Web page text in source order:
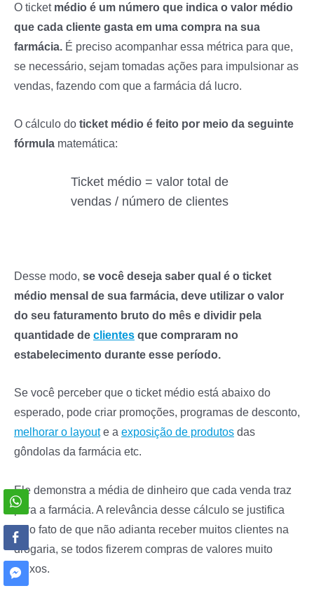
O ticket médio é um número que indica o valor médio
que cada cliente gasta em uma compra na sua
farmácia. É preciso acompanhar essa métrica para que,
se necessário, sejam tomadas ações para impulsionar as
vendas, fazendo com que a farmácia dá lucro.
O cálculo do ticket médio é feito por meio da seguinte
fórmula matemática:
Ticket médio = valor total de
vendas / número de clientes
Desse modo, se você deseja saber qual é o ticket
médio mensal de sua farmácia, deve utilizar o valor
do seu faturamento bruto do mês e dividir pela
quantidade de clientes que compraram no
estabelecimento durante esse período.
Se você perceber que o ticket médio está abaixo do
esperado, pode criar promoções, programas de desconto,
melhorar o layoute a exposição de produtos das
gôndolas da farmácia etc.
Ele demonstra a média de dinheiro que cada venda traz
para a farmácia. A relevância desse cálculo se justifica
pelo fato de que não adianta receber muitos clientes na
drogaria, se todos fizerem compras de valores muito
baixos.